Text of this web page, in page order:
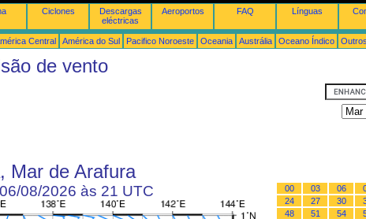
Ciclones
Descargas
eléctricas
Aeroportos FAQ Línguas
Central América do Sul Pacifico Noroeste Oceania Austrália Oceano Índico Outros
de vento
Mar de Arafura
08/2026 às 21 UTC 00 03 06
24
27 30
48
51 54